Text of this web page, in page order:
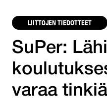
LIITTOJEN TIEDOTTEET
SuPer:
varaa tinkiä